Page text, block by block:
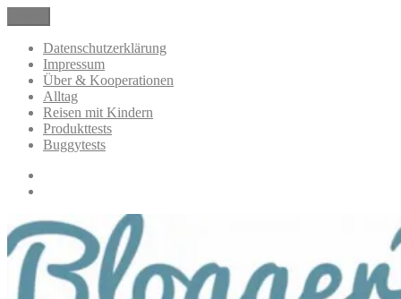
Inhalt
springen
BloggerMumOf3Boys Mamablog
Mamablog über das Leben mit drei Kindern mit Produkttests und
Alltagsthemen
Datenschutzerklärung
Impressum
Über & Kooperationen
Alltag
Reisen mit Kindern
Produkttests
Buggytests